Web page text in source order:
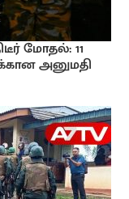
மோதல்: 11
அனுமதி